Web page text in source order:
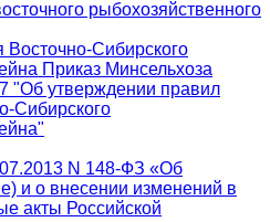
рыбохозяйственного
Сибирского
Приказ Минсельхоза
"Об утверждении правил
Сибирского
N 148-ФЗ «Об
и о внесении изменений в
акты Российской